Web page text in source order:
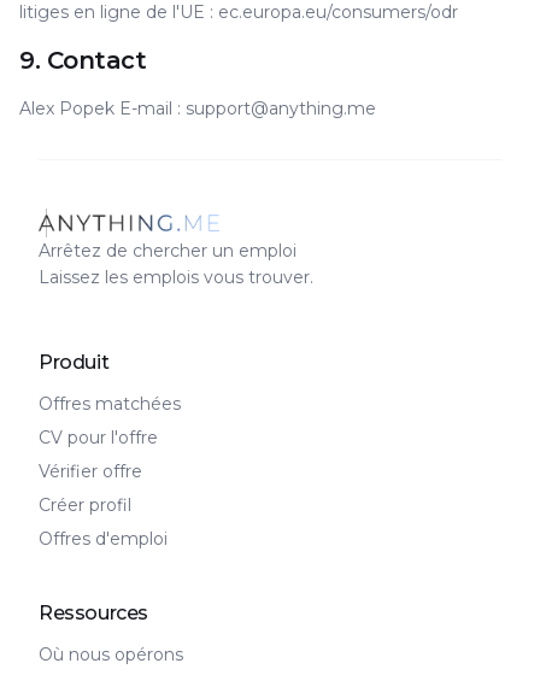
litiges en ligne de l'UE : ec.europa.eu/consumers/odr
9. Contact
Alex Popek E-mail : support@anything.me
Arrêtez de chercher un emploi
Laissez les emplois vous trouver.
Produit
Offres matchées
CV pour l'offre
Vérifier offre
Créer profil
Offres d'emploi
Ressources
Où nous opérons